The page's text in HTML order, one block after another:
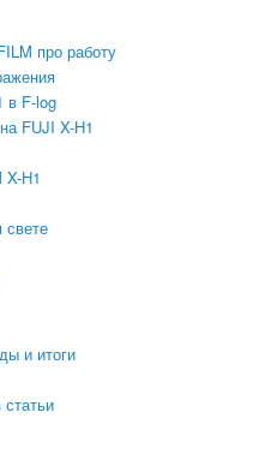
про работу
в F-log
FUJI X-H1
H1
свете
и итоги